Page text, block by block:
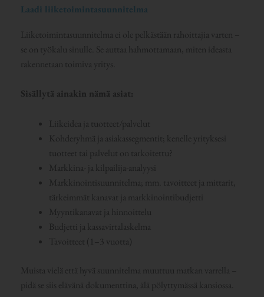
Laadi liiketoimintasuunnitelma
Liiketoimintasuunnitelma ei ole pelkästään rahoittajia varten –
se on työkalu sinulle. Se auttaa hahmottamaan, miten ideasta
rakennetaan toimiva yritys.
Sisällytä ainakin nämä asiat:
Liikeidea ja tuotteet/palvelut
Kohderyhmä ja asiakassegmentit; kenelle yrityksesi
tuotteet tai palvelut on tarkoitettu?
Markkina- ja kilpailija-analyysi
Markkinointisuunnitelma; mm. tavoitteet ja mittarit,
tärkeimmät kanavat ja markkinointibudjetti
Myyntikanavat ja hinnoittelu
Budjetti ja kassavirtalaskelma
Tavoitteet (1–3 vuotta)
Muista vielä että hyvä suunnitelma muuttuu matkan varrella –
pidä se siis elävänä dokumenttina, älä pölyttymässä kansiossa.